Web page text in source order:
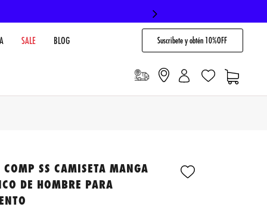
SALE BLOG Suscribete y obtén 10%OFF
COMP SS CAMISETA MANGA
DE HOMBRE PARA